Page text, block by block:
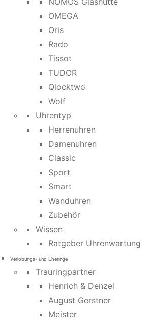
OMEGA
Oris
Rado
Tissot
TUDOR
Qlocktwo
Wolf
Uhrentyp
Herrenuhren
Damenuhren
Classic
Sport
Smart
Wanduhren
Zubehör
Wissen
Ratgeber Uhrenwartung
Verlobungs- und Eheringe
Trauringpartner
Henrich & Denzel
August Gerstner
Meister